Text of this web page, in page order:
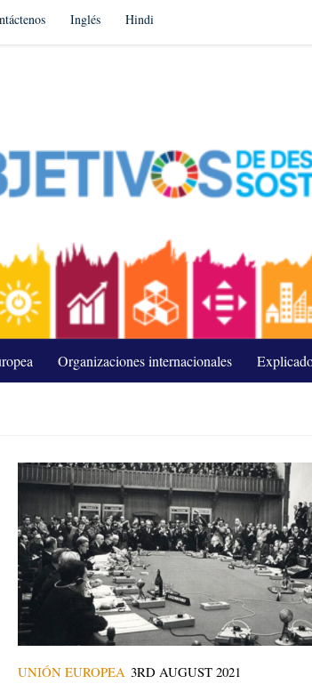
Inglés Hindi
Organizaciones internacionales
UNIÓN EUROPEA 3RD AUGUST 2021